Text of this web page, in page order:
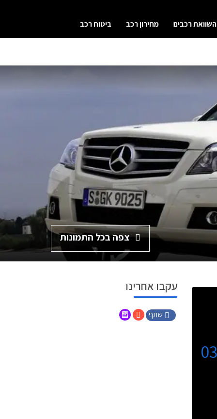
השוואת רכבים מחירון רכב ביטוח רכב
צפה בכל התמונות
עקבו אחרינו
שתף